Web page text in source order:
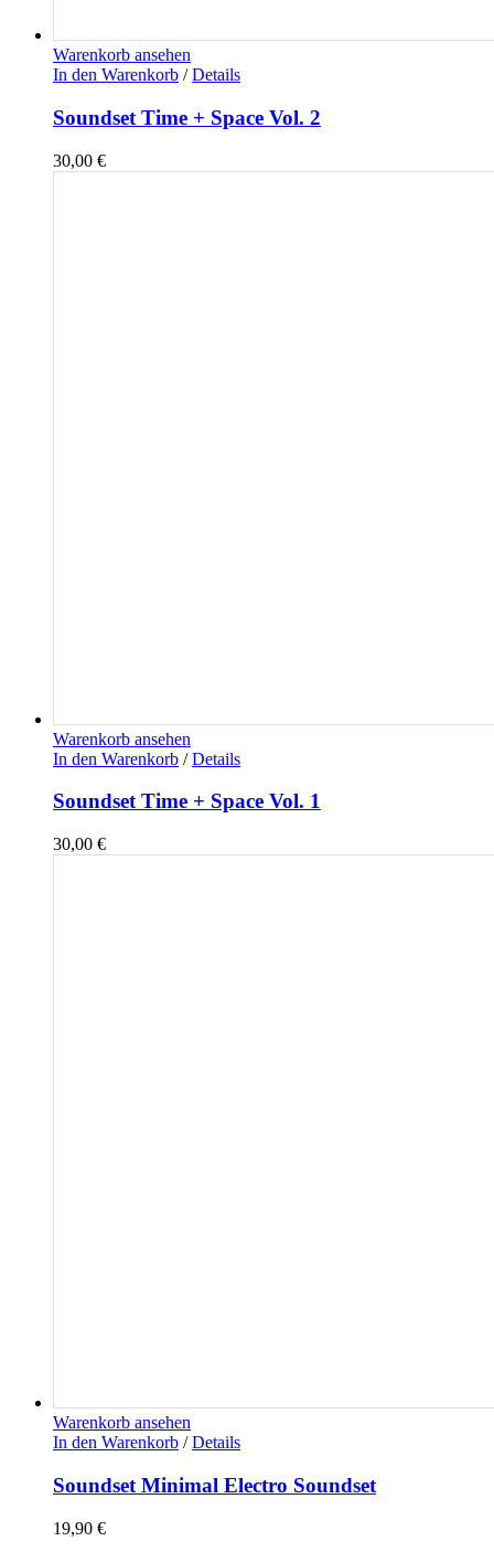
Warenkorb ansehen
In den Warenkorb / Details
Soundset Time + Space Vol. 2
30,00 €
Warenkorb ansehen
In den Warenkorb / Details
Soundset Time + Space Vol. 1
30,00 €
Warenkorb ansehen
In den Warenkorb / Details
Soundset Minimal Electro Soundset
19,90 €